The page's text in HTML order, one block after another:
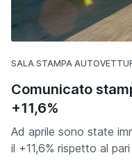
SALA STAMPA
Comunicato
+11,6%
Ad aprile sono state
il +11,6% rispetto al